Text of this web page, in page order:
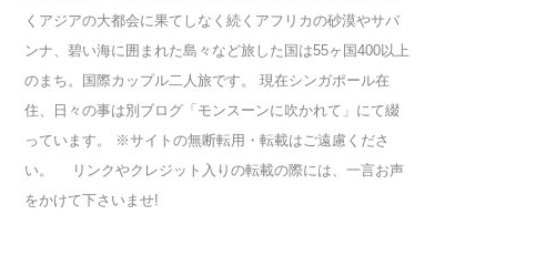
くアジアの大都会に果てしなく続くアフリカの砂漠やサバ
ンナ、碧い海に囲まれた島々など旅した国は55ヶ国400以上
のまち。国際カップル二人旅です。 現在シンガポール在
住、日々の事は別ブログ「モンスーンに吹かれて」にて綴
っています。 ※サイトの無断転用・転載はご遠慮くださ
い。 リンクやクレジット入りの転載の際には、一言お声
をかけて下さいませ!